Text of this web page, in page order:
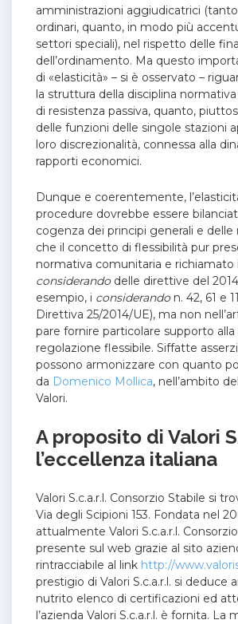
amministrazioni aggiudicatrici
ordinari, quanto, in modo più
settori speciali), nel rispetto delle
dell’ordinamento. Ma questo
di «elasticità» – si è osservato –
la struttura della disciplina
di resistenza passiva, quanto,
delle funzioni delle singole stazioni
loro discrezionalità, connessa alla
rapporti economici.
Dunque e coerentemente,
procedure dovrebbe essere
cogenza dei principi generali e
che il concetto di flessibilità pur
normativa comunitaria e richiamato
considerandodelle direttive del
esempio, i considerandon. 42, 61 e
Direttiva 25/2014/UE), ma non
pare fornire particolare supporto
regolazione flessibile. Siffatte
possono armonizzare con quanto
da Domenico Mollica, nell’ambito
Valori.
A proposito di Valori
l’eccellenza italiana
Valori S.c.a.r.l. Consorzio Stabile si
Via degli Scipioni 153. Fondata nel
attualmente Valori S.c.a.r.l.
presente sul web grazie al sito
rintracciabile al link http://
prestigio di Valori S.c.a.r.l. si deduce
nutrito elenco di certificazioni ed
l’azienda Valori S.c.a.r.l. è fornita. La